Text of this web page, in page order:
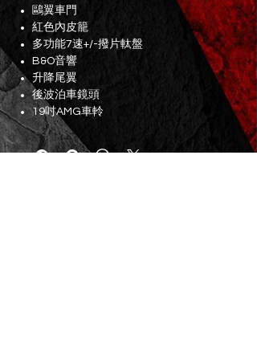
鷗翼車門
紅色內皮籠
多功能7速+/-撥片軚盤
B&O音響
升降尾翼
後波泊車鏡頭
19吋AMG車軨